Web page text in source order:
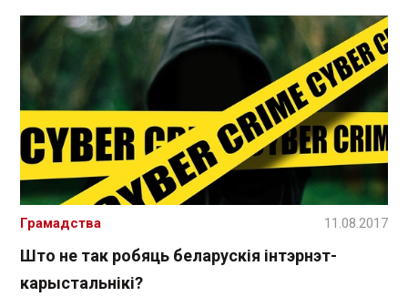
Што не так робяць беларускія інтэрнэт-
карыстальнікі?
Грамадства 11.08.2017